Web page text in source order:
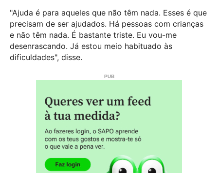
"Ajuda é para aqueles que não têm nada. Esses é que
precisam de ser ajudados. Há pessoas com crianças
e não têm nada. É bastante triste. Eu vou-me
desenrascando. Já estou meio habituado às
dificuldades", disse.